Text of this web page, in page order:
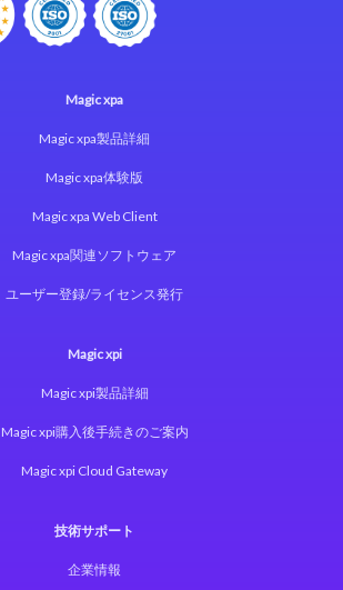
Magic xpa
Magic xpa製品詳細
Magic xpa体験版
Magic xpa Web Client
Magic xpa関連ソフトウェア
ユーザー登録/ライセンス発行
Magic xpi
Magic xpi製品詳細
Magic xpi購入後手続きのご案内
Magic xpi Cloud Gateway
技術サポート
企業情報